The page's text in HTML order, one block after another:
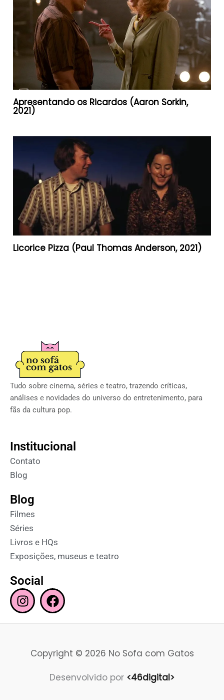
Apresentando os Ricardos (Aaron Sorkin,
2021)
Licorice Pizza (Paul Thomas Anderson, 2021)
Tudo sobre cinema, séries e teatro, trazendo críticas,
análises e novidades do universo do entretenimento, para
fãs da cultura pop.
Institucional
Contato
Blog
Blog
Filmes
Séries
Livros e HQs
Exposições, museus e teatro
Social
I
n
s
F
a
c
o
o
k
Copyright © 2026 No Sofa com Gatos
Desenvolvido por <46digital>